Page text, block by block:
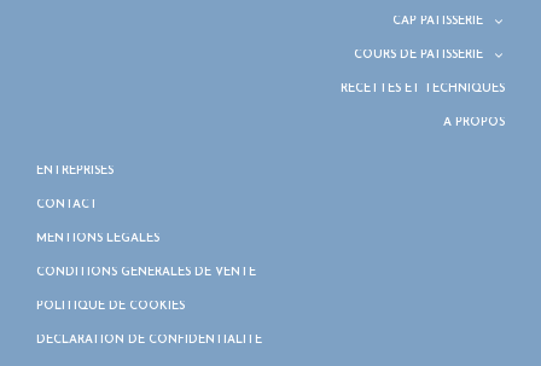
CAP PÂTISSERIE
COURS DE PÂTISSERIE
RECETTES ET TECHNIQUES
À PROPOS
ENTREPRISES
CONTACT
MENTIONS LÉGALES
CONDITIONS GÉNÉRALES DE VENTE
POLITIQUE DE COOKIES
DÉCLARATION DE CONFIDENTIALITÉ